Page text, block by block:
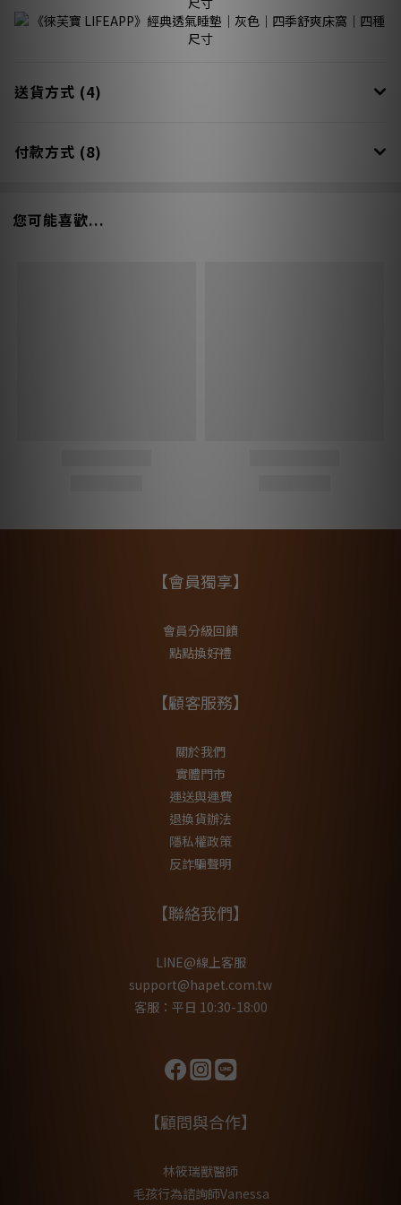
送貨方式 (4)
付款方式 (8)
您可能喜歡...
【會員獨享】
會員分級回饋
點點換好禮
【顧客服務】
關於我們
實體門市
運送與運費
退換貨辦法
隱私權政策
反詐騙聲明
【聯絡我們】
LINE@線上客服
support@hapet.com.tw
客服：平日 10:30-18:00
【顧問與合作】
林筱瑞獸醫師
毛孩行為諮詢師Vanessa